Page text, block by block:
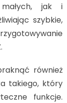
małych, jak i
szybkie,
również
takiego, który
funkcje.